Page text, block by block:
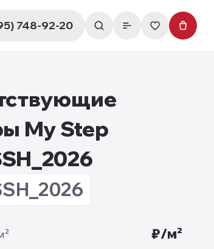
748-92-20
My Step
₽/м²